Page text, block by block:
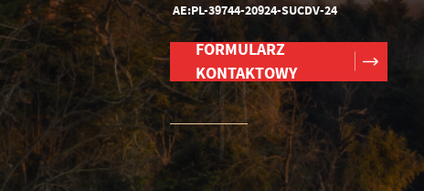
AE:PL-39744-20924-SUCDV-24
FORMULARZ
KONTAKTOWY